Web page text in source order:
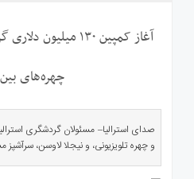
آغاز کمپین ۱۳۰
چهره‌های
صدای استرالیا– مسئولان گردشگری
و چهره تلویزیونی، و نیجلا لاوسن، سرآشپز